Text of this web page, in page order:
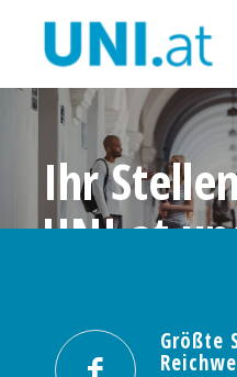
Ihr
UNI.at
Größte